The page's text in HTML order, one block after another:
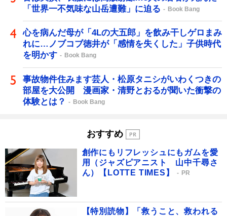
「世界一不気味な山岳遭難」に迫る
Book Bang
心を病んだ母が「4Lの大五郎」を飲み干しゲロまみ
れに…ノブコブ徳井が「感情を失くした」子供時代
を明かす
Book Bang
事故物件住みます芸人・松原タニシがいわくつきの
部屋を大公開 漫画家・清野とおるが聞いた衝撃の
体験とは？
Book Bang
おすすめ
創作にもリフレッシュにもガムを愛
用（ジャズピアニスト 山中千尋さ
ん）【LOTTE TIMES】
PR
【特別読物】「救うこと、救われる